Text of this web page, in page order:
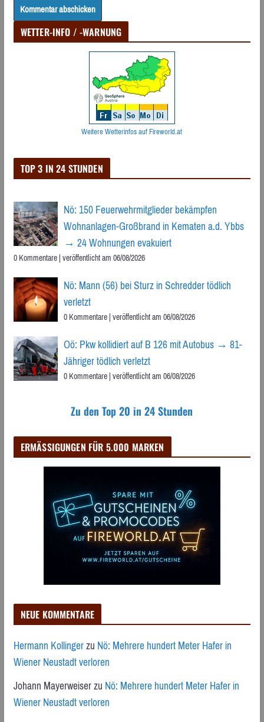
WETTER-INFO / -WARNUNG
Weitere Wetterinfos auf Fireworld.at
TOP 3 IN 24 STUNDEN
Nö: 150 Feuerwehrmitglieder bekämpfen
Wohnanlagen-Großbrand in Kematen a.d. Ybbs
→ 24 Wohnungen evakuiert
0 Kommentare|veröffentlicht am 06/08/2026
Nö: Mann (56) bei Sturz in Schredder tödlich
verletzt
0 Kommentare|veröffentlicht am 06/08/2026
Oö: Pkw kollidiert auf B 126 mit Autobus → 81-
Jähriger tödlich verletzt
0 Kommentare|veröffentlicht am 06/08/2026
Zu den Top 20 in 24 Stunden
ERMÄSSIGUNGEN FÜR 5.000 MARKEN
NEUE KOMMENTARE
Hermann KollingerzuNö: Mehrere hundert Meter Hafer in
Wiener Neustadt verloren
Johann MayerweiserzuNö: Mehrere hundert Meter Hafer in
Wiener Neustadt verloren